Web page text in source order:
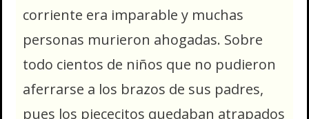
corriente era imparable y muchas
personas murieron ahogadas. Sobre
todo cientos de niños que no pudieron
aferrarse a los brazos de sus padres,
pues los piececitos quedaban atrapados